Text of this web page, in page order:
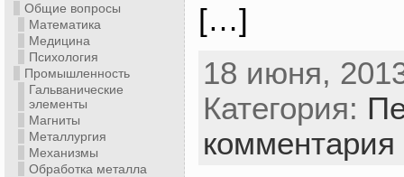
Общие вопросы
Математика
Медицина
Психология
Промышленность
Гальванические
элементы
Магниты
Металлургия
Механизмы
Обработка металла
[…]
18 июня,
Категория:
комментария